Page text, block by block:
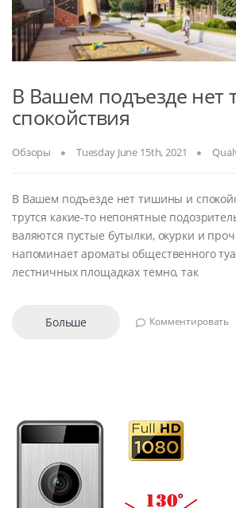
В Вашем подъезде нет
спокойствия
Обзоры Tuesday June 15th, 2021
В Вашем подъезде нет тишины и
трутся какие-то непонятные
валяются пустые бутылки, окурки и
напоминает ароматы общественного
лестничных площадках темно, так
Больше Комментировать